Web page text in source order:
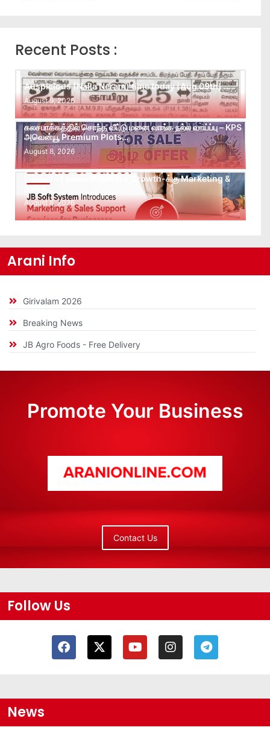
Recent Posts :
Auspicious (Nalla Neram) time today (Aug 09th)
August 9, 2026
கலசபாக்கத்தில் சொந்த வீட்டு மனை வாங்க நல்ல வாய்ப்பு – KPS
அவென்யூ Premium Plots…
August 8, 2026
Leads கிடைக்கவில்லையா? Follow-up செய்ய Team
இல்லையா? உங்கள் Business Growth-க்கு Marketing &
Sales…
August 8, 2026
Arani Info
Girivalam 2026
Breaking News
JB Agro Foods - Free Delivery
Promote Your Business
Contact Us
Follow Us
News